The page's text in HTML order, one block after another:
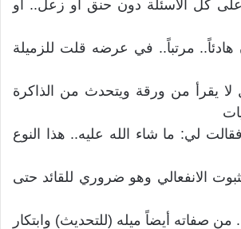
على كل الأسئلة دون حنق أو زعل.. أو
هادئاً.. مرتباً.. في عرضه قلت للزميلة
يقرأ من ورقة ويتحدث من الذاكرة
لي: ما شاء الله عليه.. هذا النوع
الانفعالي وهو ضروري للقائد حتى
من صفاته أيضاً ميله (للتحديث) وابتكار